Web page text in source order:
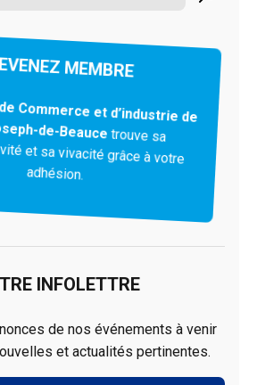
MEMBRE
Commerce et d’industrie de
de-Beaucetrouve sa
représentativité et sa vivacité grâce à votre
adhésion.
INFOLETTRE
de nos événements à venir
et actualités pertinentes.